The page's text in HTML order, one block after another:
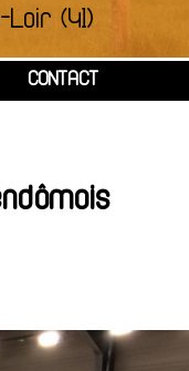
(41)
CONTACT